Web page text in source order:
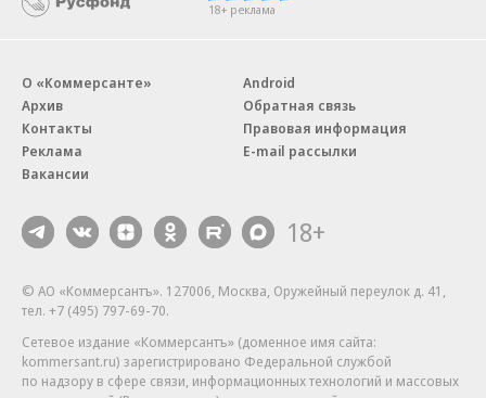
18+ реклама
О «Коммерсанте»
Архив
Контакты
Реклама
Вакансии
Android
Обратная связь
Правовая информация
E-mail рассылки
18+
© АО «Коммерсантъ». 127006, Москва, Оружейный переулок д. 41,
тел. +7 (495) 797-69-70.
Сетевое издание «Коммерсантъ» (доменное имя сайта:
kommersant.ru) зарегистрировано Федеральной службой
по надзору в сфере связи, информационных технологий и массовых